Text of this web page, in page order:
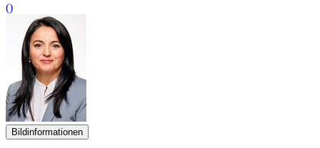
()
Bildinformationen